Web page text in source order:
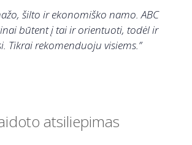
atsiliepimas
šilto ir ekonomiško namo. ABC
būtent į tai ir orientuoti, todėl ir
Tikrai rekomenduoju visiems.”